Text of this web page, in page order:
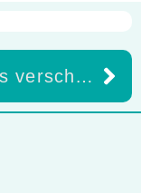
Einfluss verschiedener Nachbelichtungsprotokolle sowie künstlicher Alterung auf die Materialeigenschaften verschiedener 3D-gedruckter Harze für festsitzenden Zahnersatz